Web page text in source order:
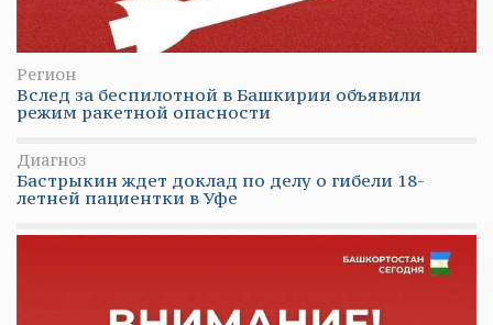
Регион
Вслед за беспилотной в Башкирии объявили
режим ракетной опасности
Диагноз
Бастрыкин ждет доклад по делу о гибели 18-
летней пациентки в Уфе